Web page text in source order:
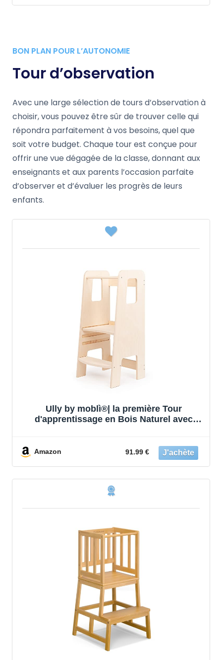
BON PLAN POUR L’AUTONOMIE
Tour d’observation
Avec une large sélection de tours d’observation à
choisir, vous pouvez être sûr de trouver celle qui
répondra parfaitement à vos besoins, quel que
soit votre budget. Chaque tour est conçue pour
offrir une vue dégagée de la classe, donnant aux
enseignants et aux parents l’occasion parfaite
d’observer et d’évaluer les progrès de leurs
enfants.
Ully by moblì®| la première Tour
d'apprentissage en Bois Naturel avec
par des éducateurs Experts
Amazon 91.99 €